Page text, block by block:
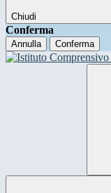
Chiudi
Conferma
Annulla Conferma